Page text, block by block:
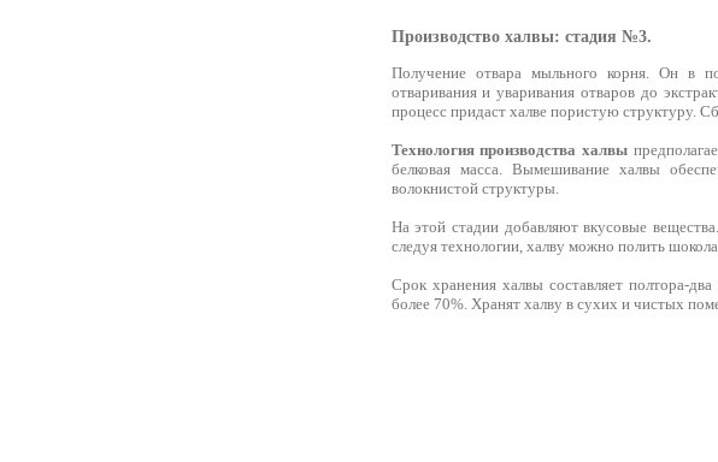
Производство халвы: стадия №3.
Получение отвара мыльного корня. Он в
отваривания и уваривания отваров до
процесс придаст халве пористую структуру.
Технология производства халвы
белковая масса. Вымешивание халвы
волокнистой структуры.
На этой стадии добавляют вкусовые
следуя технологии, халву можно полить
Срок хранения халвы составляет полтора-
более 70%. Хранят халву в сухих и чистых